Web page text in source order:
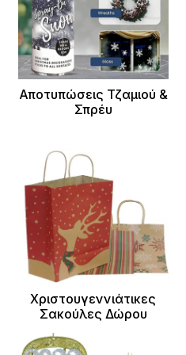
Αποτυπώσεις Τζαμιού &
Σπρέυ
Χριστουγεννιάτικες
Σακούλες Δώρου